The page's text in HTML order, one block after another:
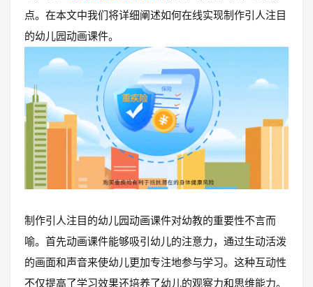
点。在本文中我们将详细阐述如何在线实现制作引人注目
的幼儿园动画课件。
制作引人注目的幼儿园动画课件对幼教的重要性不言而
喻。首先动画课件能够吸引幼儿的注意力，通过生动活泼
的画面和声音来使幼儿更加专注地参与学习。这种互动性
不仅提高了学习效果还培养了幼儿的观察力和思维能力。